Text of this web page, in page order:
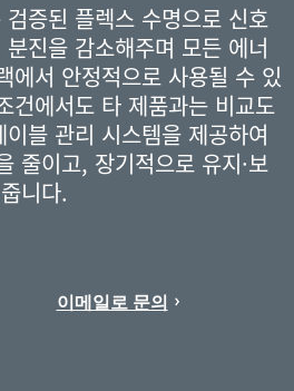
증된 플렉스 수명으로 신호
진을 감소해주며 모든 에너
에서 안정적으로 사용될 수 있
건에서도 타 제품과는 비교도
블 관리 시스템을 제공하여
줄이고, 장기적으로 유지·보
니다.
이메일로 문의